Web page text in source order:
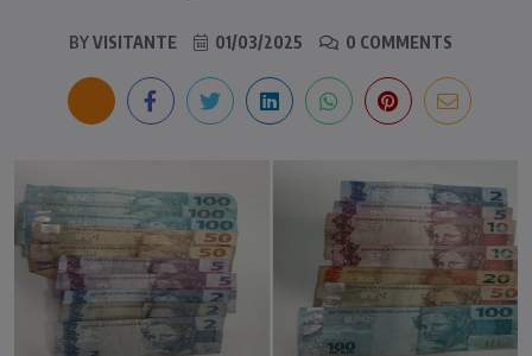
BYVISITANTE 01/03/2025 0 COMMENTS